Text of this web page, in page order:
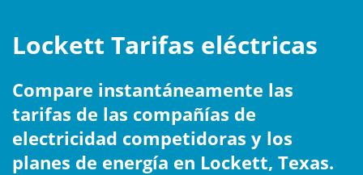
Lockett Tarifas eléctricas
Compare instantáneamente las
tarifas de las compañías de
electricidad competidoras y los
planes de energía en Lockett, Texas.